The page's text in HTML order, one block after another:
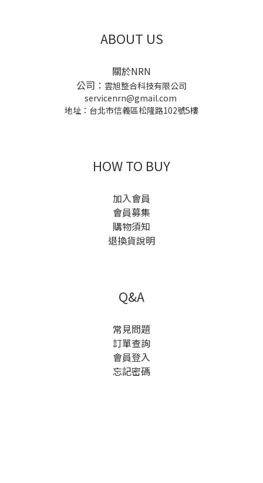
ABOUT US
關於NRN
公司： 雲旭整合科技有限公司
servicenrn@gmail.com
地址：台北市信義區松隆路102號5樓
HOW TO BUY
加入會員
會員募集
購物須知
退換貨說明
Q&A
常見問題
訂單查詢
會員登入
忘記密碼